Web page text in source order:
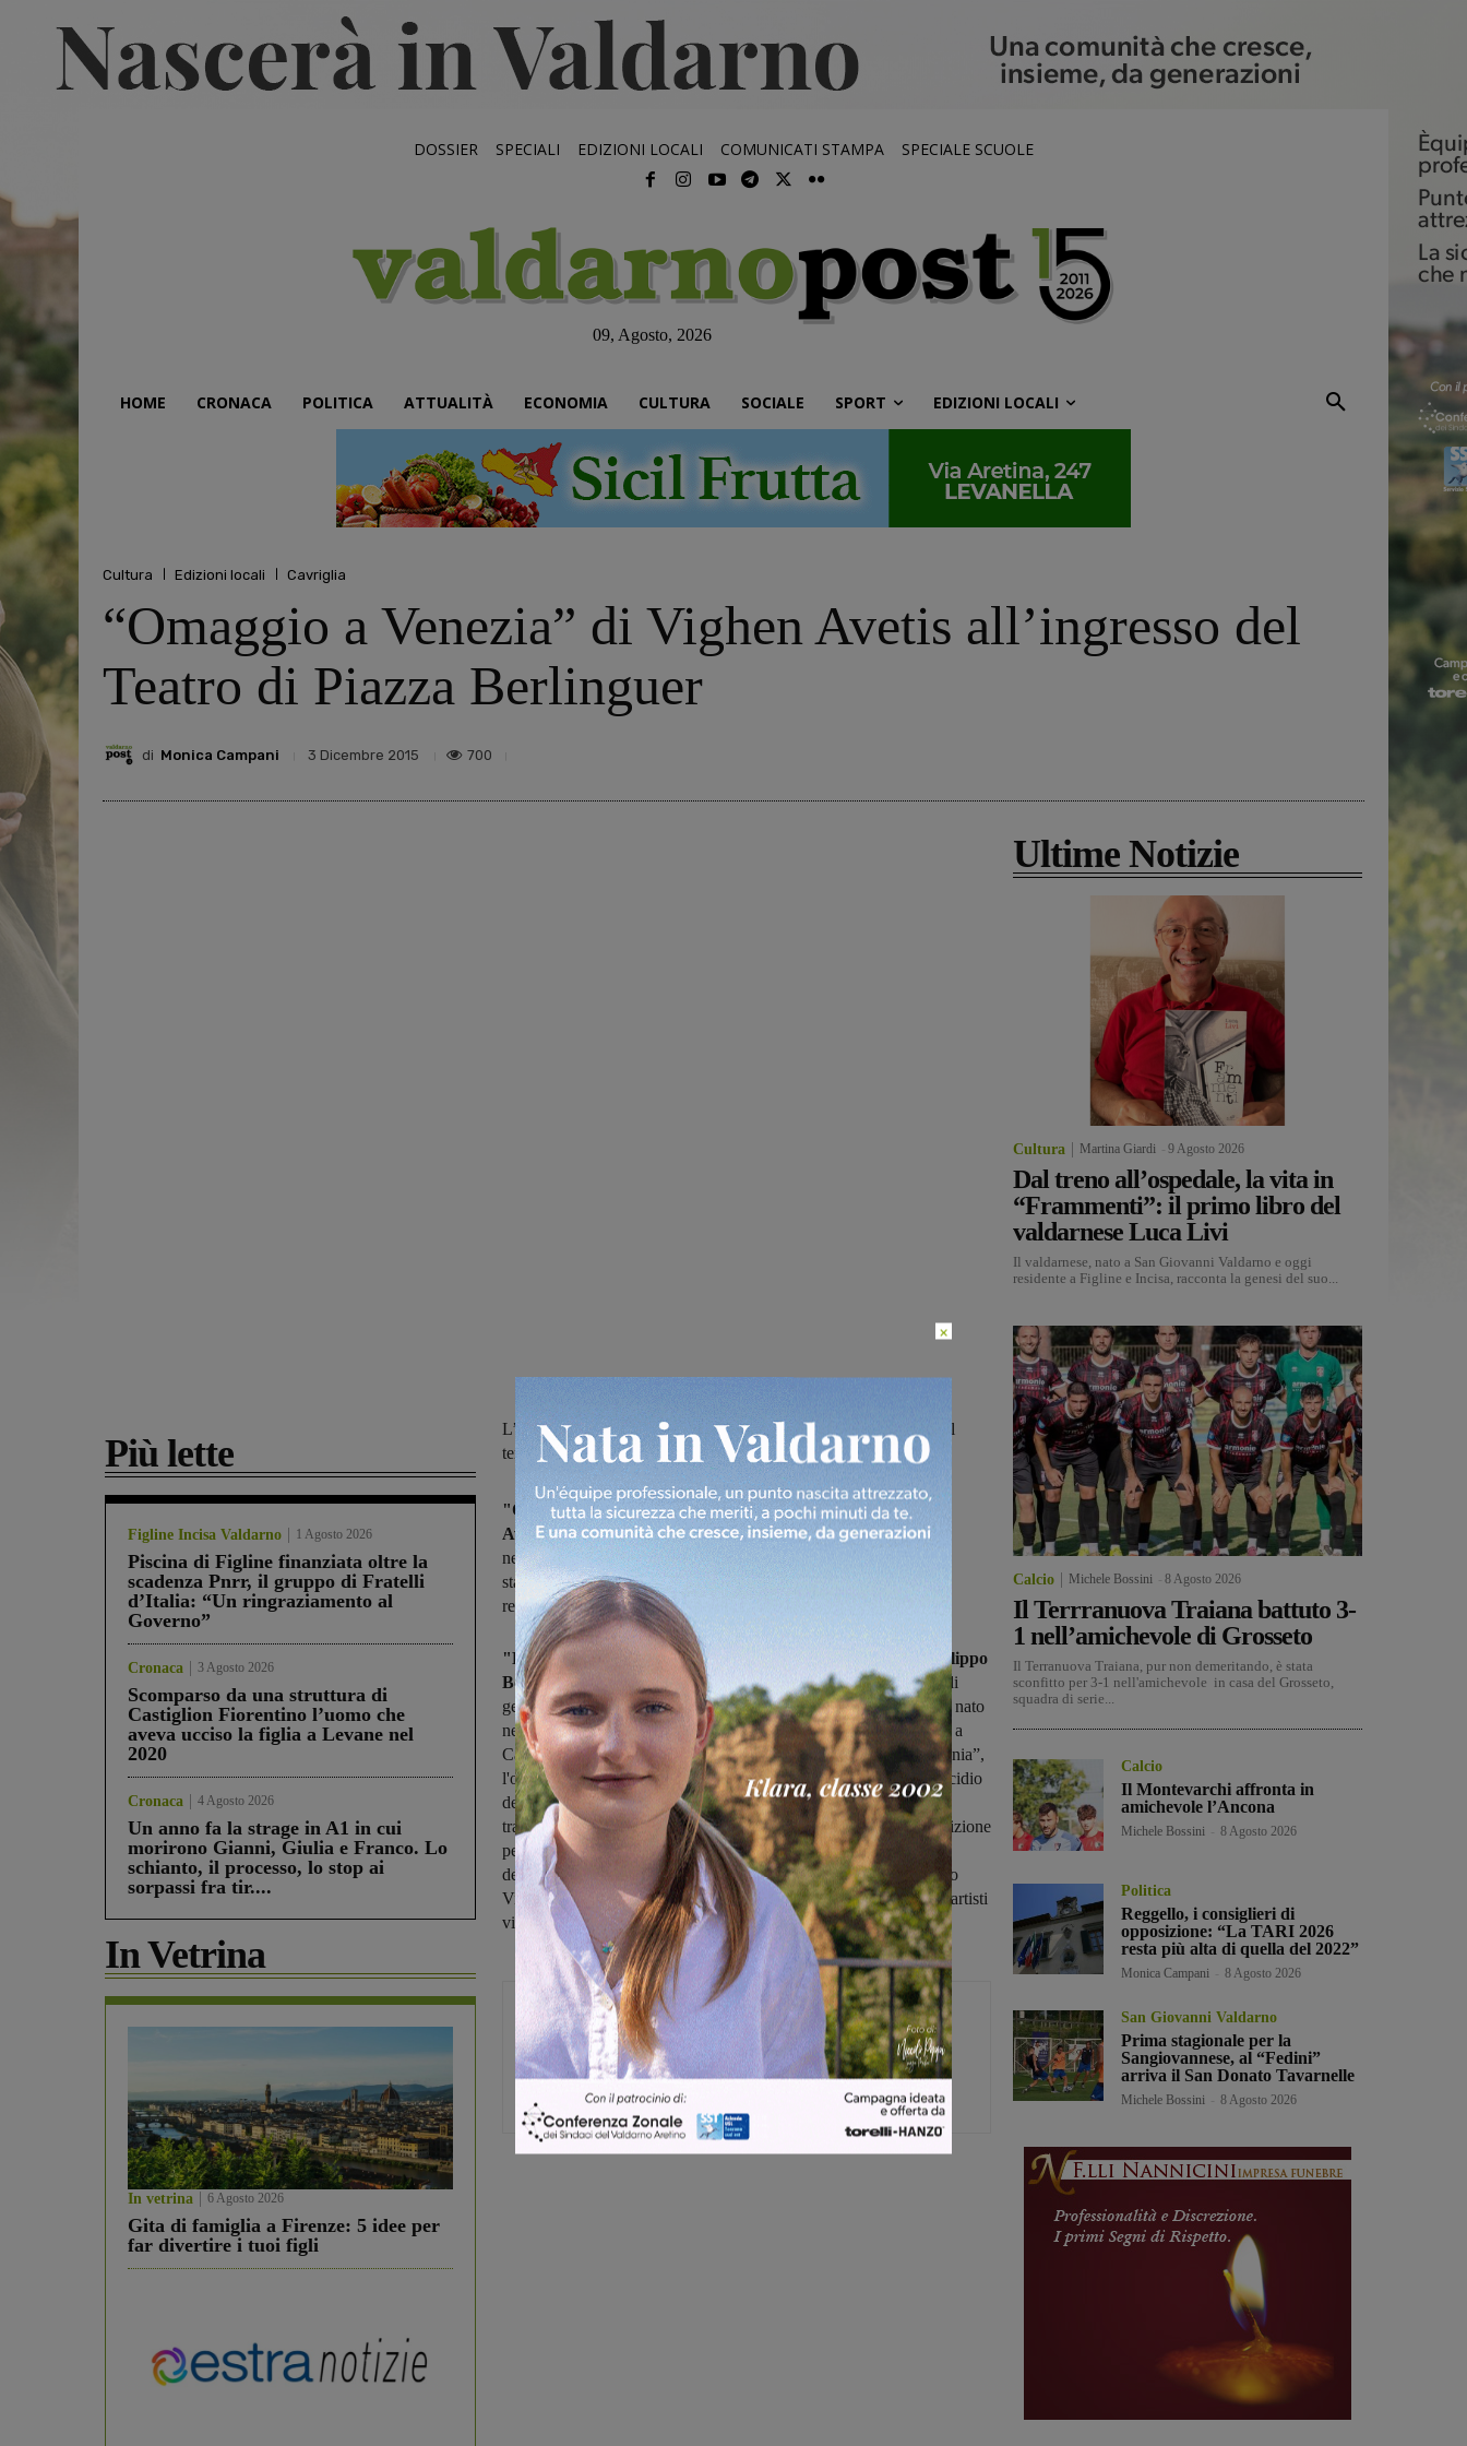
DOSSIER SPECIALI EDIZIONI LOCALI COMUNICATI STAMPA SPECIALE SCUOLE
09, Agosto, 2026
HOME CRONACA POLITICA ATTUALITÀ ECONOMIA CULTURA SOCIALE SPORT EDIZIONI LOCALI
Cultura Edizioni locali Cavriglia
“Omaggio a Venezia” di Vighen Avetis all’ingresso del
Teatro di Piazza Berlinguer
di Monica Campani 3 Dicembre 2015 700
Più lette
Figline Incisa Valdarno 1 Agosto 2026
Piscina di Figline finanziata oltre la
scadenza Pnrr, il gruppo di Fratelli
d’Italia: “Un ringraziamento al
Governo”
Cronaca 3 Agosto 2026
Scomparso da una struttura di
Castiglion Fiorentino l’uomo che
aveva ucciso la figlia a Levane nel
2020
Cronaca 4 Agosto 2026
Un anno fa la strage in A1 in cui
morirono Gianni, Giulia e Franco. Lo
schianto, il processo, lo stop ai
sorpassi fra tir....
In Vetrina
In vetrina 6 Agosto 2026
Gita di famiglia a Firenze: 5 idee per
far divertire i tuoi figli
L’opera dello scultore armeno resterà all’ingresso del teatro fino al
termine della stagione teatrale
"Omaggio a Venezia", l'opera dello scultore armeno Vighen
Avetis,che ritrae una coppia in abiti settecenteschi, rimarrà
nell'ingresso del teatro comunela di Cavtiglia fino al temine della
stagione. La scultura in bronzo, commissionata da privati, è stata
realizzata dall'artista nel 2014.
"L'omaggio di Vighen Avetis – ha affermato il Vicesindaco Filippo
Boni – conferma il suo forte legame con Cavriglia.Una sorta di
gemellaggio tra l'Armenia e la nostra Amministrazione Comunale nato
nello scorso mese di febbraio quando Vighen decise di concedere a
Cavriglia l'onore di ospitare per alcuni mesi “La Madre dell'Armenia”,
l'opera scolpita in occasione del centesimo anniversario del Genocidio
degli Armeni (1915 – 2015) oggi a Marsiglia ed in procinto di
trasferirsi in Vaticano dove resterà, per volere dell'artista, in esposizione
permanente. Sempre a Cavriglia, a testimonianza della fama e
dell'enorme stima che lo scultore gode in Patria, nel mese di marzo
Vighen Avetis venne insignito della massima onorificenza per gli artisti
viventi da parte del Ministero della Cultura dell'Armenia".
Monica Campani
Direttore
Ultime Notizie
Cultura Martina Giardi 9 Agosto 2026
Dal treno all’ospedale, la vita in
“Frammenti”: il primo libro del
valdarnese Luca Livi
Il valdarnese, nato a San Giovanni Valdarno e oggi
residente a Figline e Incisa, racconta la genesi del suo...
Calcio Michele Bossini 8 Agosto 2026
Il Terrranuova Traiana battuto 3-
1 nell’amichevole di Grosseto
Il Terranuova Traiana, pur non demeritando, è stata
sconfitto per 3-1 nell'amichevole in casa del Grosseto,
squadra di serie...
Calcio
Il Montevarchi affronta in
amichevole l’Ancona
Michele Bossini 8 Agosto 2026
Politica
Reggello, i consiglieri di
opposizione: “La TARI 2026
resta più alta di quella del 2022”
Monica Campani 8 Agosto 2026
San Giovanni Valdarno
Prima stagionale per la
Sangiovannese, al “Fedini”
arriva il San Donato Tavarnelle
Michele Bossini 8 Agosto 2026
×